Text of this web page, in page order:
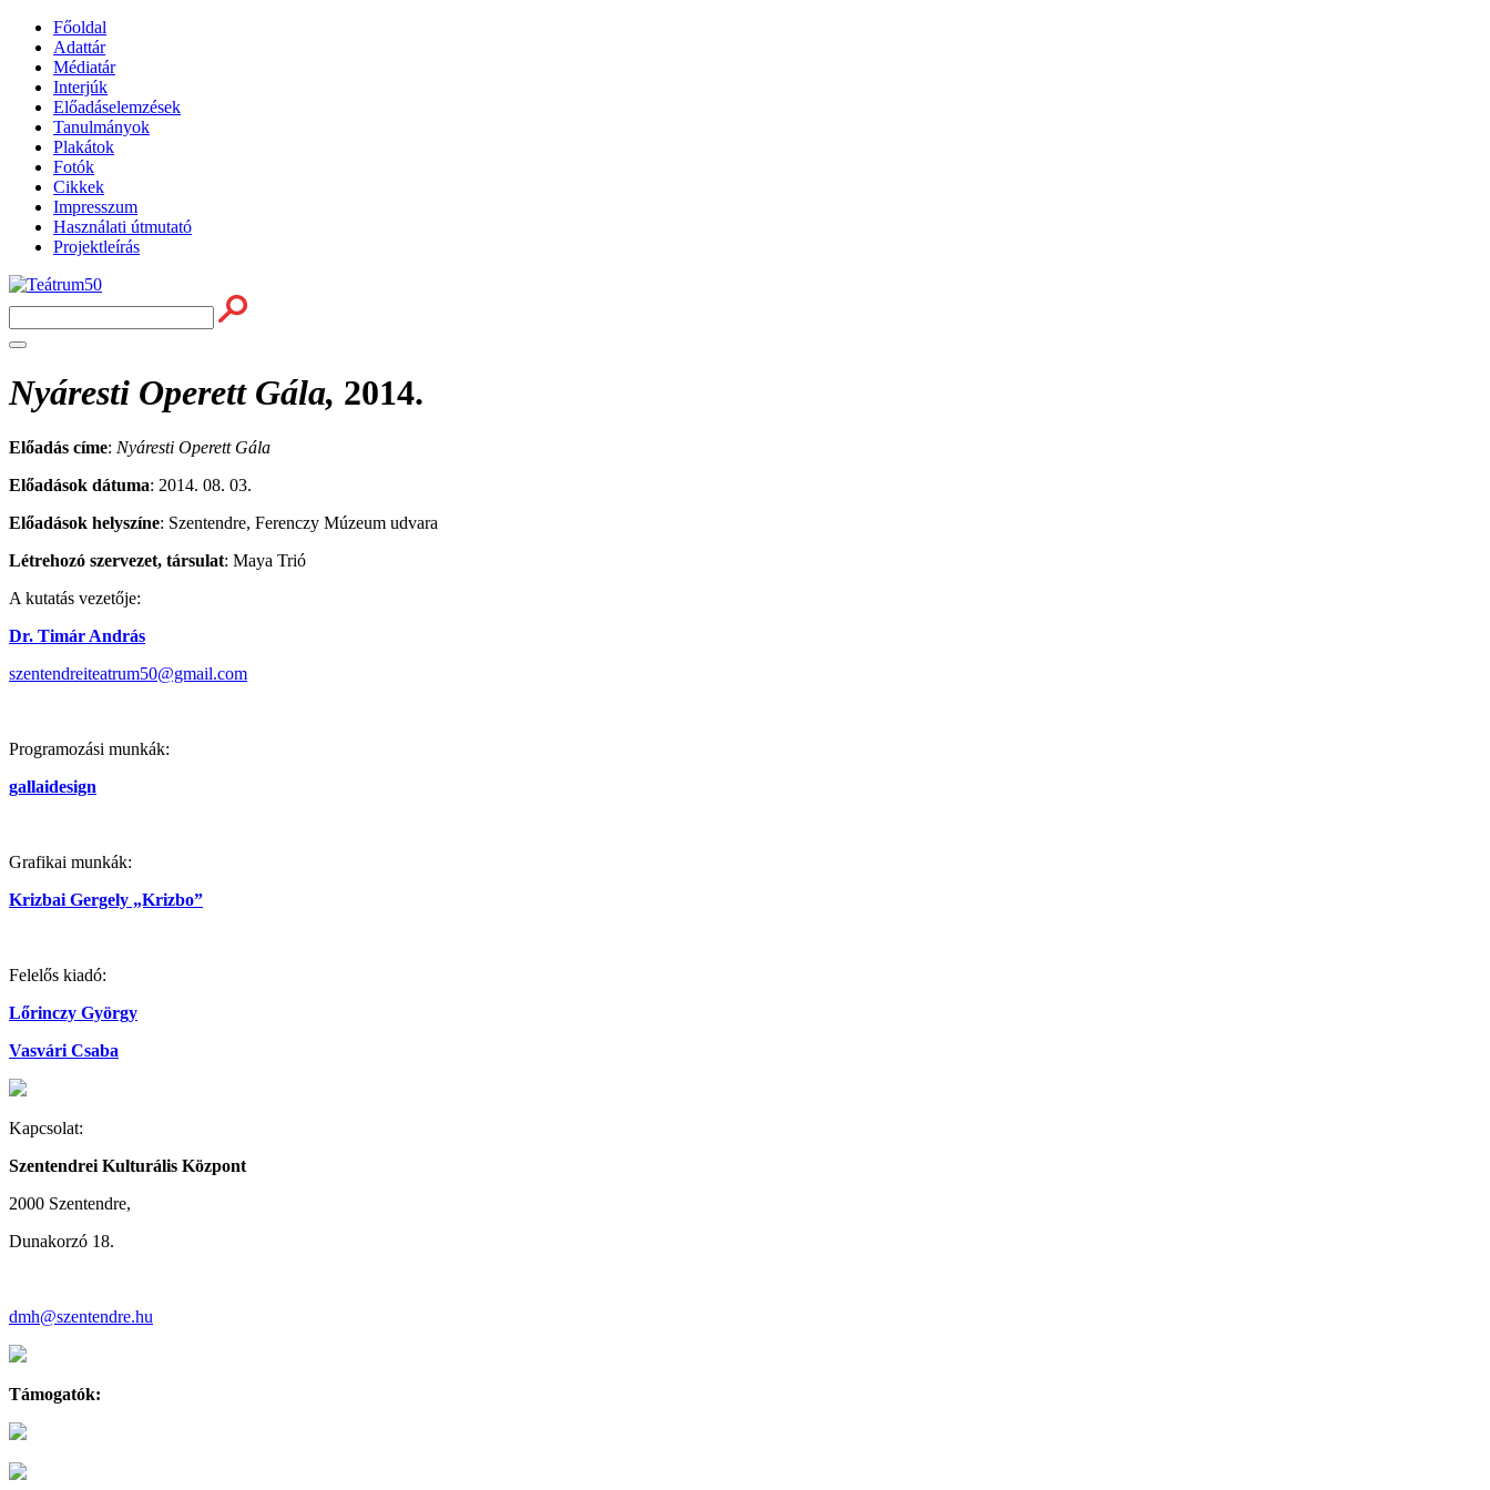
Főoldal
Adattár
Médiatár
Interjúk
Előadáselemzések
Tanulmányok
Plakátok
Fotók
Cikkek
Impresszum
Használati útmutató
Projektleírás
Nyáresti Operett Gála, 2014.
Előadás címe: Nyáresti Operett Gála
Előadások dátuma: 2014. 08. 03.
Előadások helyszíne: Szentendre, Ferenczy Múzeum udvara
Létrehozó szervezet, társulat: Maya Trió
A kutatás vezetője:
Dr. Timár András
szentendreiteatrum50@gmail.com
Programozási munkák:
gallaidesign
Grafikai munkák:
Krizbai Gergely „Krizbo”
Felelős kiadó:
Lőrinczy György
Vasvári Csaba
Kapcsolat:
Szentendrei Kulturális Központ
2000 Szentendre,
Dunakorzó 18.
dmh@szentendre.hu
Támogatók: